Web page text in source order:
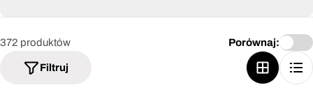
372 produktów
Filtruj
Porównaj: